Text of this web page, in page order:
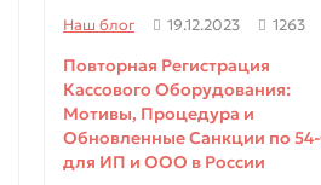
Наш блог 19.12.2023 1263
Повторная Регистрация
Кассового Оборудования:
Мотивы, Процедура и
Обновленные Санкции по
для ИП и ООО в России